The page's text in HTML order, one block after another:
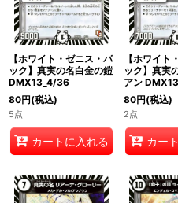
【ホワイト・ゼニス・パ
ック】真実の名白金の鎧
DMX13_4/36
80円(税込)
5点
カートに入れる
【ホワイト
ック】真実
アン
80円(税込)
2点
カー